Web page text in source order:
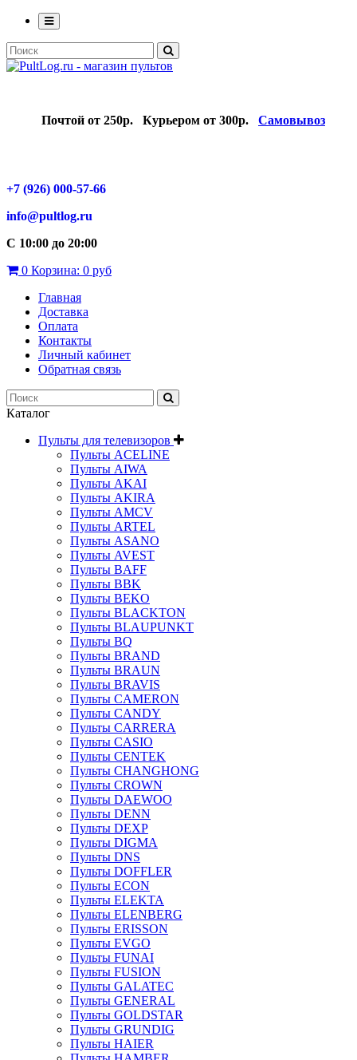
Почтой от 250р. Курьером от 300р. Самовывоз
+7 (926) 000-57-66
info@pultlog.ru
С 10:00 до 20:00
0 Корзина: 0 руб
Главная
Доставка
Оплата
Контакты
Личный кабинет
Обратная связь
Каталог
Пульты для телевизоров
Пульты ACELINE
Пульты AIWA
Пульты AKAI
Пульты AKIRA
Пульты AMCV
Пульты ARTEL
Пульты ASANO
Пульты AVEST
Пульты BAFF
Пульты BBK
Пульты BEKO
Пульты BLACKTON
Пульты BLAUPUNKT
Пульты BQ
Пульты BRAND
Пульты BRAUN
Пульты BRAVIS
Пульты CAMERON
Пульты CANDY
Пульты CARRERA
Пульты CASIO
Пульты CENTEK
Пульты CHANGHONG
Пульты CROWN
Пульты DAEWOO
Пульты DENN
Пульты DEXP
Пульты DIGMA
Пульты DNS
Пульты DOFFLER
Пульты ECON
Пульты ELEKTA
Пульты ELENBERG
Пульты ERISSON
Пульты EVGO
Пульты FUNAI
Пульты FUSION
Пульты GALATEC
Пульты GENERAL
Пульты GOLDSTAR
Пульты GRUNDIG
Пульты HAIER